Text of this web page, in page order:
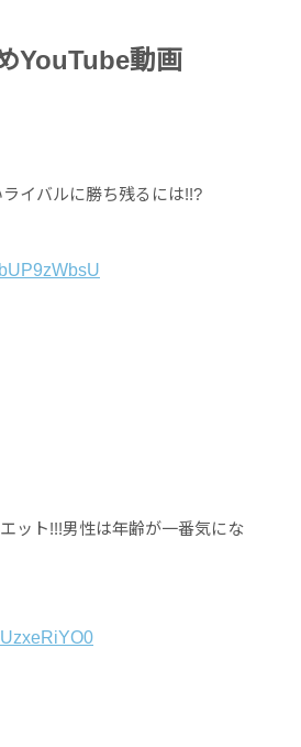
YouTube動画
イバルに勝ち残るには!!?
ット!!!男性は年齢が一番気にな